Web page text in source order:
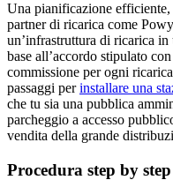
Una pianificazione efficiente,
partner di ricarica come
un’infrastruttura di ricarica
base all’accordo stipulato
commissione per ogni
passaggi perinstallare una
che tu sia una pubblica
parcheggio a accesso
vendita della grande
Procedura step by step